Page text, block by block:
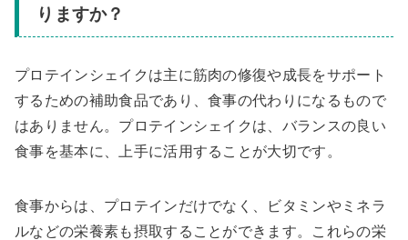
りますか？
プロテインシェイクは主に筋肉の修復や成長をサポート
するための補助食品であり、食事の代わりになるもので
はありません。プロテインシェイクは、バランスの良い
食事を基本に、上手に活用することが大切です。
食事からは、プロテインだけでなく、ビタミンやミネラ
ルなどの栄養素も摂取することができます。これらの栄